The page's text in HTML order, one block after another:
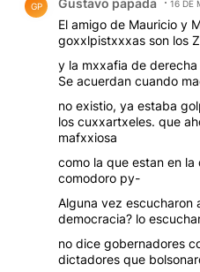
GP Gustavo papada 16 DE
El amigo de Mauricio y
goxxlpistxxxas son los
y la mxxafia de
Se acuerdan cuando
no existio, ya estaba
los cuxxartxeles. que
mafxxiosa
como la que estan en
comodoro py-
Alguna vez escucharon
democracia? lo
no dice gobernadores
dictadores que